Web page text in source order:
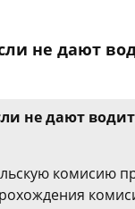
не дают
не дают
комисию